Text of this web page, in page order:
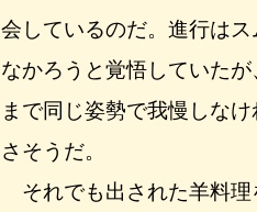
会しているのだ。進行は
なかろうと覚悟していた
まで同じ姿勢で我慢しな
さそうだ。
それでも出された羊料理